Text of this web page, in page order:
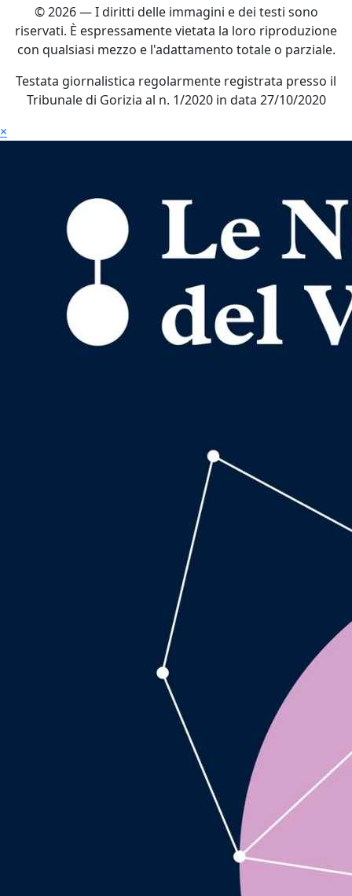
© 2026 — I diritti delle immagini e dei testi sono
riservati. È espressamente vietata la loro riproduzione
con qualsiasi mezzo e l'adattamento totale o parziale.
Testata giornalistica regolarmente registrata presso il
Tribunale di Gorizia al n. 1/2020 in data 27/10/2020
×